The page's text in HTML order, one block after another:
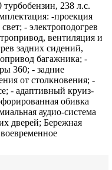
238 л.с.
-проекция
- электроподогрев
вентиляция и
задних сидений,
багажника; -
360; - задние
от столкновения; -
- адаптивный круиз-
обивка
аудио-система
дверей; Бережная